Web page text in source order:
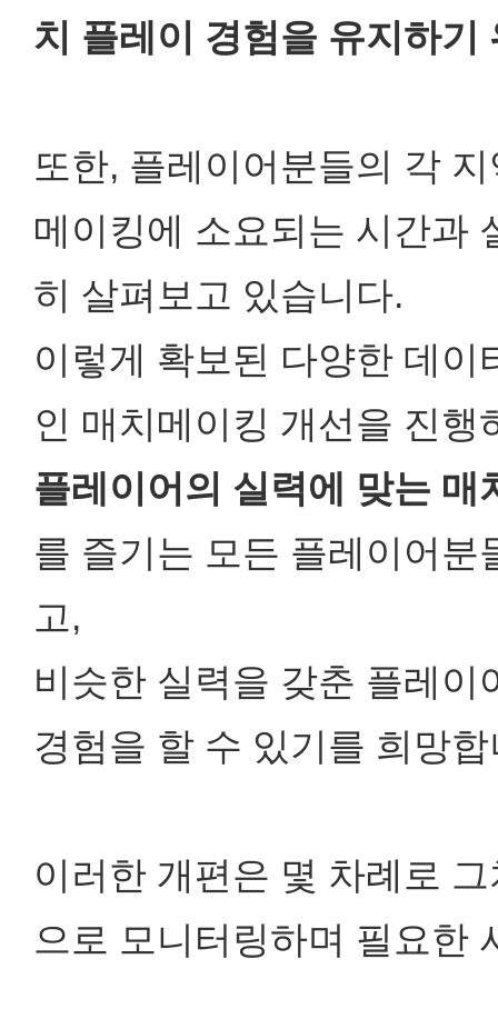
치 플레이 경험을 유지하기
또한, 플레이어분들의 각
메이킹에 소요되는 시간과
히 살펴보고 있습니다.
이렇게 확보된 다양한 데
인 매치메이킹 개선을 진행
플레이어의 실력에 맞는 매
를 즐기는 모든 플레이어
고,
비슷한 실력을 갖춘 플레
경험을 할 수 있기를 희망
이러한 개편은 몇 차례로
으로 모니터링하며 필요한